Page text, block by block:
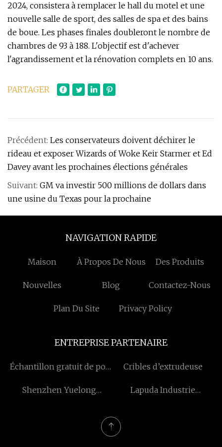
2024, consistera à remplacer le hall du motel et une
nouvelle salle de sport, des salles de spa et des bains
de boue. Les phases finales doubleront le nombre de
chambres de 93 à 188. L'objectif est d'achever
l'agrandissement et la rénovation complets en 10 ans.
PARTAGER
Précédent: Les conservateurs doivent déchirer le
rideau et exposer Wizards of Woke Keir Starmer et Ed
Davey avant les prochaines élections générales
Suivant: GM va investir 500 millions de dollars dans
une usine du Texas pour la prochaine
NAVIGATION RAPIDE
Maison À Propos De Nous Des Produits
Nouvelles Blog Contactez-Nous
Plan Du Site Privacy Policy
ENTREPRISE PARTENAIRE
Échantillon gratuit de pot
rectangulaire
Cribles d’extrudeuse
Shenzhen Yuelong
Lapuda Industrie